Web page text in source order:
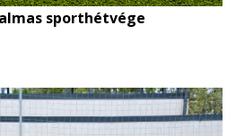
sporthétvége